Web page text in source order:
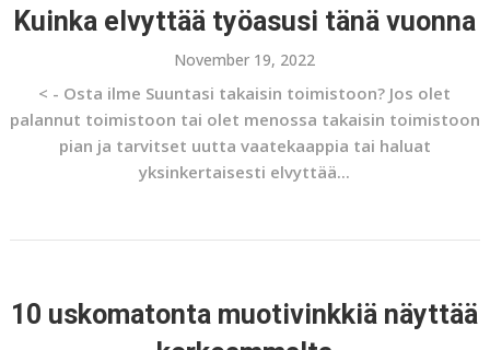
Kuinka elvyttää työasusi tänä vuonna
November 19, 2022
< - Osta ilme Suuntasi takaisin toimistoon? Jos olet
palannut toimistoon tai olet menossa takaisin toimistoon
pian ja tarvitset uutta vaatekaappia tai haluat
yksinkertaisesti elvyttää...
10 uskomatonta muotivinkkiä näyttää